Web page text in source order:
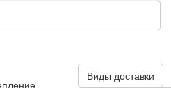
Виды доставки